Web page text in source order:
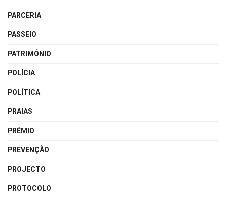
PARCERIA
PASSEIO
PATRIMÓNIO
POLÍCIA
POLÍTICA
PRAIAS
PRÉMIO
PREVENÇÃO
PROJECTO
PROTOCOLO